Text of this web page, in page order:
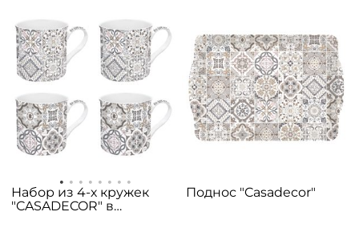
Набор из 4-х кружек
"CASADECOR" в
Поднос "Casadecor"